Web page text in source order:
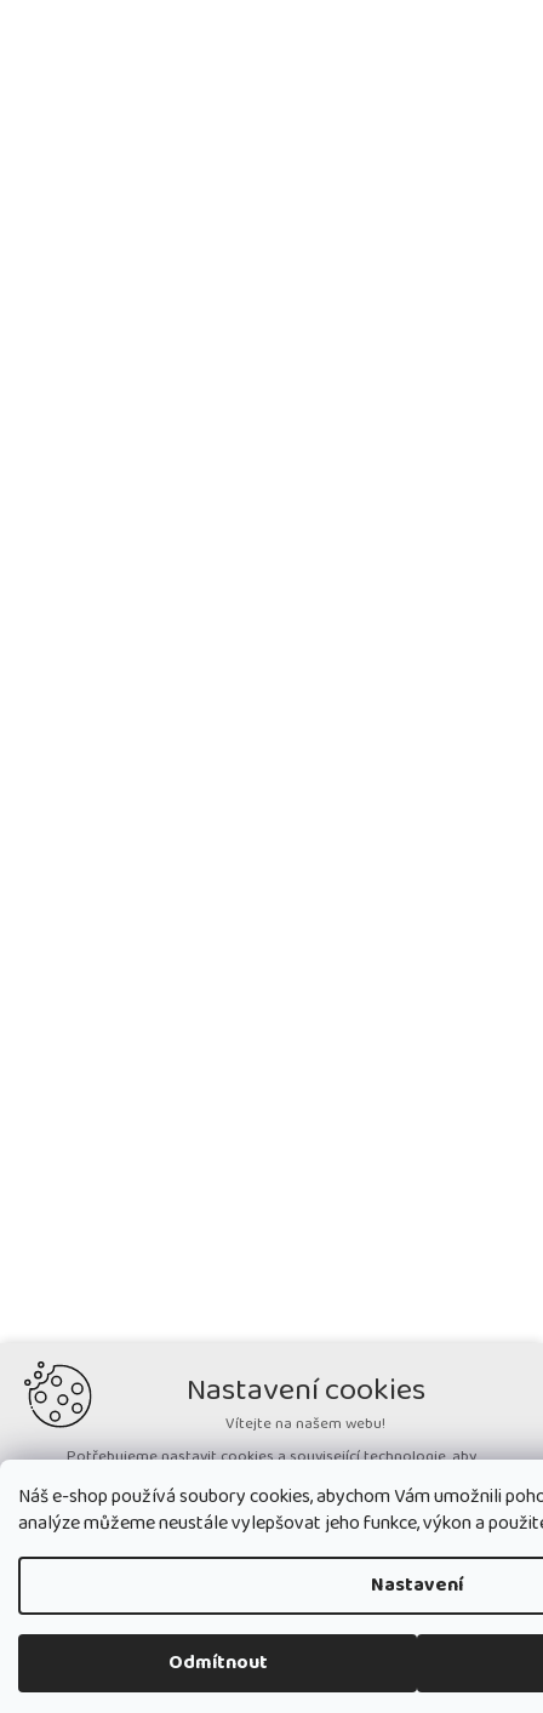
Náš e-shop používá soubory cookies, abychom Vám umožnili
analýze můžeme neustále vylepšovat jeho funkce, výkon a
Nastavení
Odmítnout
Nastavení cookies
Vítejte na našem webu!
Potřebujeme nastavit cookies a související technologie, aby
přesně to, co potřebujete. Soubory cookies používané na našem webu
nikdy neslouží ke zjišťování totožnosti uživatelů stránek.
Nastavit